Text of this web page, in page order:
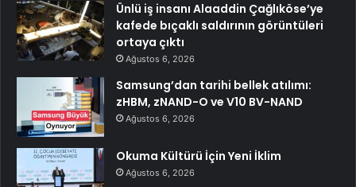
Ünlü iş insanı Alaaddin Çağlıköse’ye
kafede bıçaklı saldırının görüntüleri
ortaya çıktı
Ağustos 6, 2026
Samsung’dan tarihi bellek atılımı:
zHBM, zNAND-O ve V10 BV-NAND
Ağustos 6, 2026
Okuma Kültürü İçin Yeni İklim
Ağustos 6, 2026